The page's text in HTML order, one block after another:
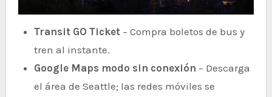
Transit GO Ticket– Compra boletos de bus y
tren al instante.
Google Maps modo sin conexión – Descarga
el área de Seattle; las redes móviles se